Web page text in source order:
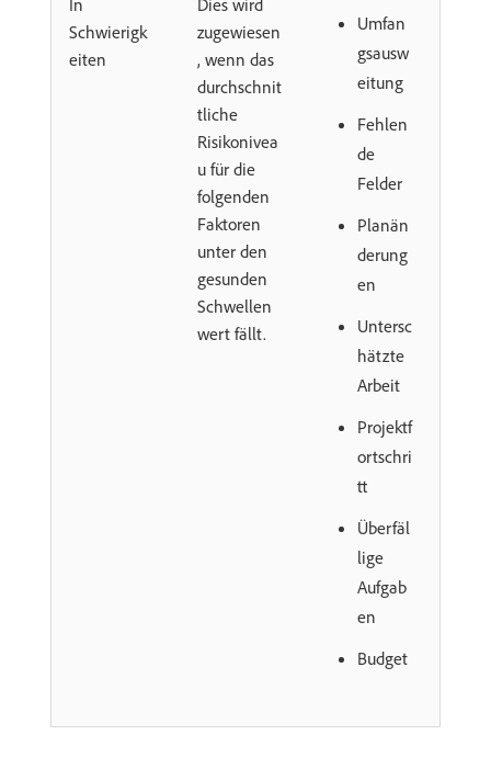
Schwierigk
eiten
zugewiesen
, wenn das
durchschnit
tliche
Risikonivea
u für die
folgenden
Faktoren
unter den
gesunden
Schwellen
wert fällt.
Umfan
gsausw
eitung
Fehlen
de
Felder
Planän
derung
en
Untersc
hätzte
Arbeit
Projektf
ortschri
tt
Überfäl
lige
Aufgab
en
Budget